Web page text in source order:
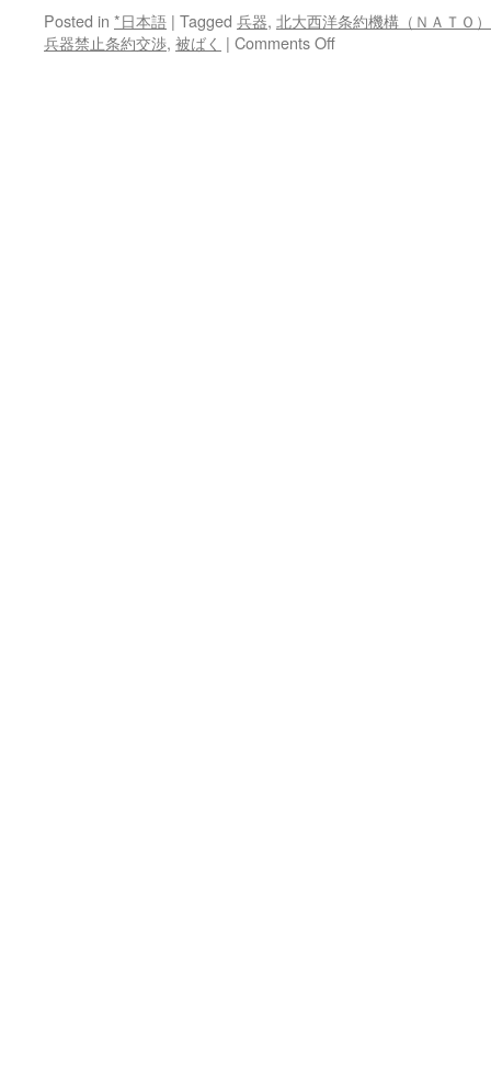
Posted in *日本語 | Tagged 兵器, 北大西洋条約機構（ＮＡＴＯ）
兵器禁止条約交渉, 被ばく | Comments Offon